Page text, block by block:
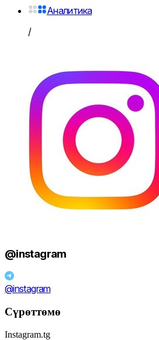
Аналитика
/
@instagram
@instagram
Сүрөттөмө
Instagram.tg